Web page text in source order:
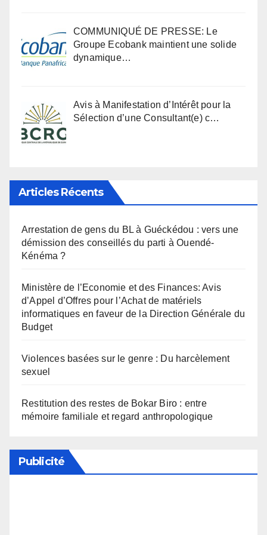
COMMUNIQUÉ DE PRESSE: Le
Groupe Ecobank maintient une solide
dynamique…
Avis à Manifestation d’Intérêt pour la
Sélection d’une Consultant(e) c…
Articles Récents
Arrestation de gens du BL à Guéckédou : vers une
démission des conseillés du parti à Ouendé-
Kénéma ?
Ministère de l’Economie et des Finances: Avis
d’Appel d’Offres pour l’Achat de matériels
informatiques en faveur de la Direction Générale du
Budget
Violences basées sur le genre : Du harcèlement
sexuel
Restitution des restes de Bokar Biro : entre
mémoire familiale et regard anthropologique
Publicité